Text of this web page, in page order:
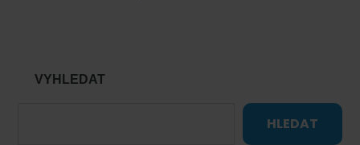
VYHLEDAT
HLEDAT